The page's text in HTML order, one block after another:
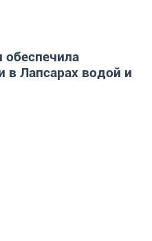
обеспечила
в Лапсарах водой и